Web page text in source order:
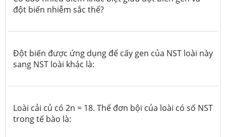
đột biến nhiễm sắc thể?
Đột biến được ứng dụng để cấy gen của NST loài này
sang NST loài khác là:
Loài cải củ có 2n = 18. Thể đơn bội của loài có số NST
trong tế bào là: